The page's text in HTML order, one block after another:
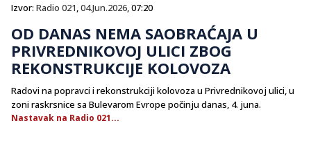
Izvor: Radio 021,04.Jun.2026, 07:20
OD DANAS NEMA SAOBRAĆAJA U
PRIVREDNIKOVOJ ULICI ZBOG
REKONSTRUKCIJE KOLOVOZA
Radovi na popravci i rekonstrukciji kolovoza u Privrednikovoj ulici, u
zoni raskrsnice sa Bulevarom Evrope počinju danas, 4. juna.
Nastavak na Radio 021...